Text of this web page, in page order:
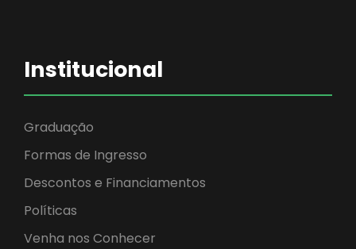
Institucional
Graduação
Formas de Ingresso
Descontos e Financiamentos
Políticas
Venha nos Conhecer